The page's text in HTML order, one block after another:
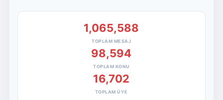
1,065,588
TOPLAM MESAJ
98,594
TOPLAM KONU
16,702
TOPLAM ÜYE